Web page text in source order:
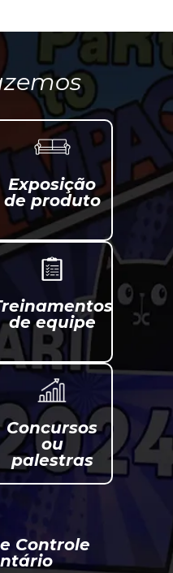
Exposição
de produto
de equipe
Concursos
ou
palestras
Controle